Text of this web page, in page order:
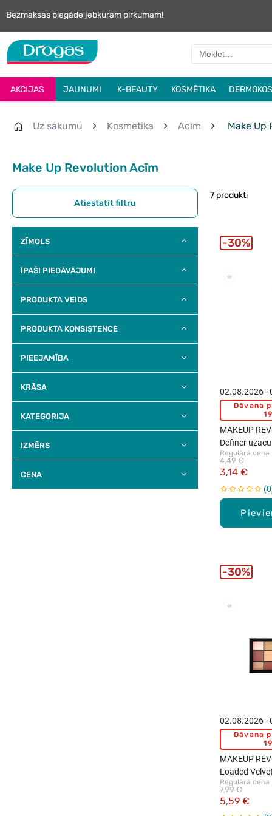
Bezmaksas piegāde jebkuram pirkumam!
AKCIJAS JAUNUMI K-BEAUTY KOSMĒTIKA
Uz sākumu Kosmētika Acīm Make Up
Make Up Revolution Acīm
Atiestatīt filtru
ZĪMOLS
ĪPAŠI PIEDĀVĀJUMI
PRODUKTA VEIDS
PRODUKTA KONSISTENCE
PIEEJAMĪBA
KRĀSA
KATEGORIJA
IZMĒRS
CENA
7 produkti
02.08.2026 -
Dāvana
MAKEUP
Definer
Regulārā cena
3,14 €
4,49 €
0
30%
02.08.2026 -
Dāvana
MAKEUP
Loaded
palete, 15 toņi
Regulārā cena
5,59 €
7,99 €
30%